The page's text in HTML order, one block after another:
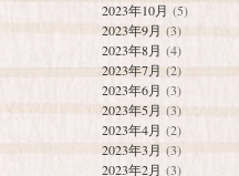
2023年10月 (5)
2023年9月 (3)
2023年8月 (4)
2023年7月(2)
2023年6月 (3)
2023年5月 (3)
2023年4月 (2)
2023年3月 (3)
2023年2月 (3)